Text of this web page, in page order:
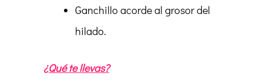
Ganchillo acorde al grosor del
hilado.
¿Qué te llevas?